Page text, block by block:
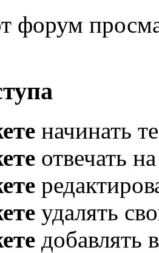
форум
начинать
отвечать
удалять
добавлять